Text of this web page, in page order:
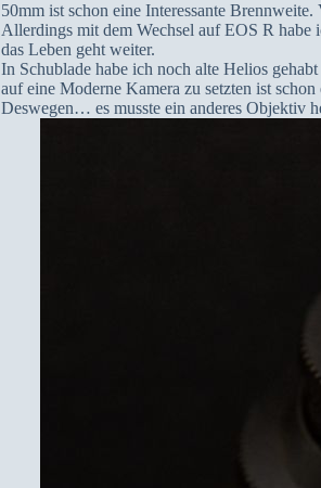
50mm ist schon eine Interessante
Allerdings mit dem Wechsel auf EOS R habe
das Leben geht weiter.
In Schublade habe ich noch alte Helios
auf eine Moderne Kamera zu setzten ist
Deswegen… es musste ein anderes Objektiv